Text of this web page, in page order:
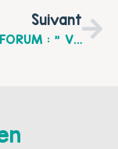
Suivant
THEATRE FORUM : " Violences Sur Enfants, Parlons-En !", Le Mardi 23 Mars À 14 H Et 20 H À Hersin-Coupigny